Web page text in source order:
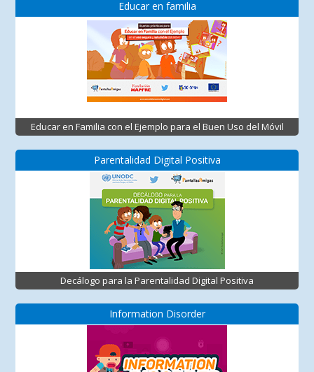
Educar en familia
Educar en Familia con el Ejemplo para el Buen Uso del Móvil
Parentalidad Digital Positiva
Decálogo para la Parentalidad Digital Positiva
Information Disorder